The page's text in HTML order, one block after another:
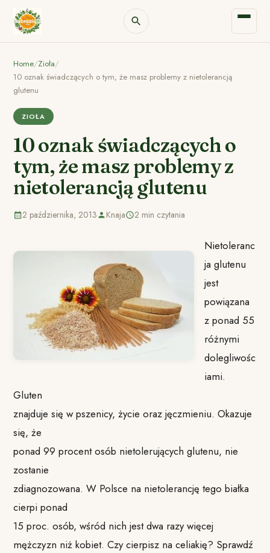
Home/Zioła/
10 oznak świadczących o tym, że masz problemy z nietolerancją
glutenu
ZIOŁA
10 oznak świadczących o
tym, że masz problemy z
nietolerancją glutenu
2 października, 2013 Knaja 2 min czytania
Nietoleranc
ja glutenu
jest
powiązana
z ponad 55
różnymi
dolegliwośc
iami.
Gluten
znajduje się w pszenicy, życie oraz jęczmieniu. Okazuje
się, że
ponad 99 procent osób nietolerujących glutenu, nie
zostanie
zdiagnozowana. W Polsce na nietolerancję tego białka
cierpi ponad
15 proc. osób, wśród nich jest dwa razy więcej
mężczyzn niż kobiet. Czy cierpisz na celiakię? Sprawdź